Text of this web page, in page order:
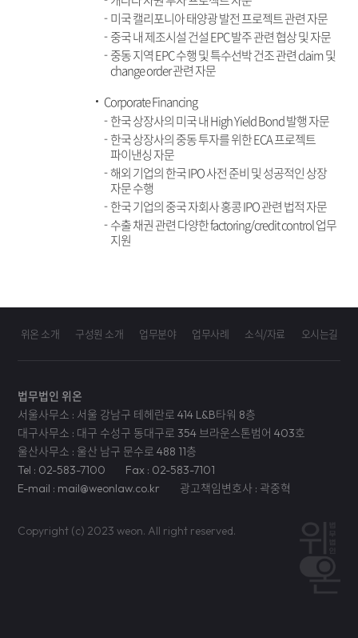
미국 캘리포니아 태양광 발전 프로젝트 관련 자문
중국 내 제조시설 건설 EPC 발주 관련 협상 및 자문
중동 지역 EPC 수행 및 특수선박 건조 관련 claim 및
change order 관련 자문
Corporate Financing
한국 상장사의 미국 내 High Yield Bond 발행 자문
한국 상장사의 중동 투자를 위한 ECA 프로젝트
파이낸싱 자문
해외 기업의 한국 IPO 사전 준비 및 성공적인 상장
자문 수행
한국 기업의 중국 자회사 홍콩 IPO 관련 법적 자문
수출 채권 관련 다양한 factoring/credit control 업무
지원
위온 소개 구성원 소개 업무분야 업무사례 소식/자료 오시는길
법무법인 위온
서울사무소 : 서울 강남구 테헤란로 414 L&B타워 8층
대구사무소 : 대구 수성구 동대구로 354 브라운스톤범어 403호
울산사무소 : 울산 남구 문수로 488 11층
Tel : 02-583-7100
Fax : 02-583-7101
E-mail : mail@weonlaw.co.kr
광고책임변호사 : 곽중혁
Copyright (c) 2023 weon. All right reserved.